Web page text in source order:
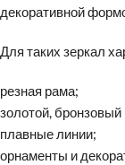
декоративной
Для таких зеркал
резная рама;
золотой,
плавные линии;
орнаменты и